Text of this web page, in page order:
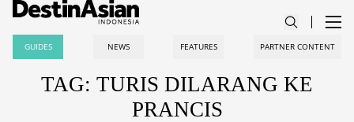
GUIDES NEWS FEATURES PARTNER CONTENT
TAG: TURIS DILARANG KE
PRANCIS